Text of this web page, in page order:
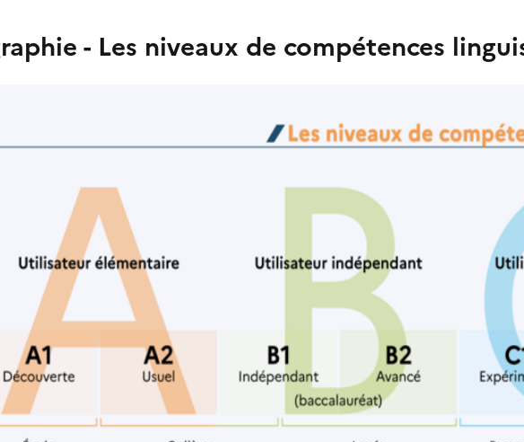
- Les niveaux de compétences